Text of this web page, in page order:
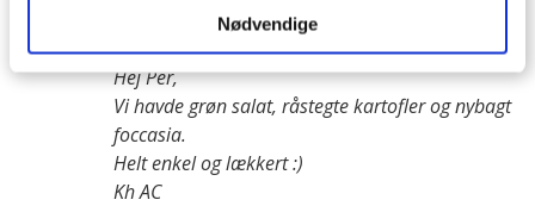
Nødvendige
Ann-Christine:
Hej Per,
Vi havde grøn salat, råstegte kartofler og nybagt
foccasia.
Helt enkel og lækkert :)
Kh AC